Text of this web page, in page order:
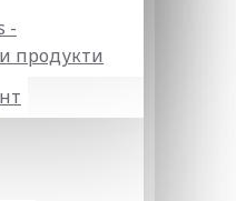
-
продукти